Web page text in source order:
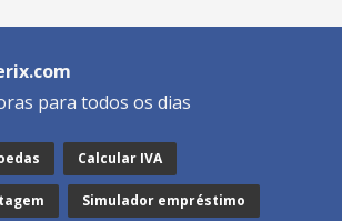
para todos os dias
Calcular IVA
Simulador empréstimo